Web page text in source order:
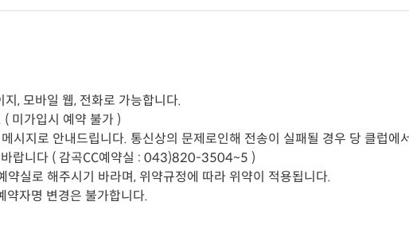
, 모바일 웹, 전화로 가능합니다.
미가입시 예약 불가 )
시지로 안내드립니다. 통신상의 문제로인해 전송이 실패될 경우 당 클럽에
랍니다 ( 감곡CC예약실 : 043)820-3504~5 )
약실로 해주시기 바라며, 위약규정에 따라 위약이 적용됩니다.
약자명 변경은 불가합니다.